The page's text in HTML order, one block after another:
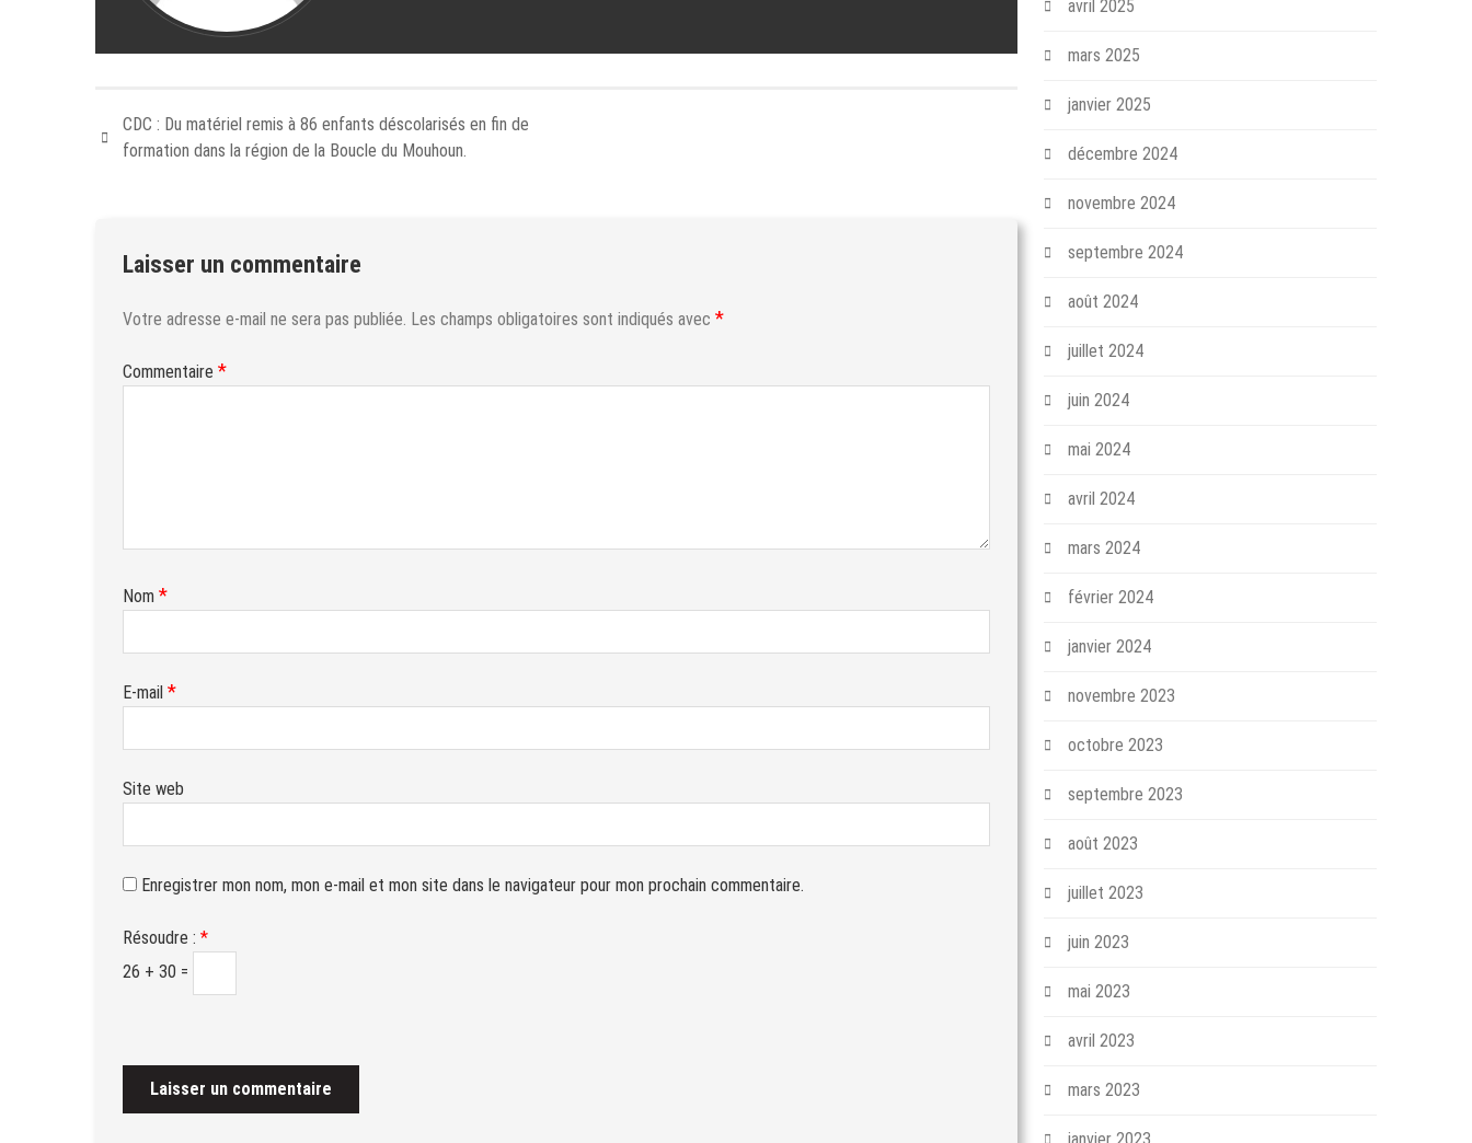
CDC : Du matériel remis à 86 enfants déscolarisés en fin de
formation dans la région de la Boucle du Mouhoun.
Laisser un commentaire
Votre adresse e-mail ne sera pas publiée. Les champs obligatoires sont indiqués avec *
Commentaire *
Nom *
E-mail *
Site web
Enregistrer mon nom, mon e-mail et mon site dans le navigateur pour mon prochain commentaire.
Résoudre : *
26 + 30 =
avril 2025
mars 2025
janvier 2025
décembre 2024
novembre 2024
septembre 2024
août 2024
juillet 2024
juin 2024
mai 2024
avril 2024
mars 2024
février 2024
janvier 2024
novembre 2023
octobre 2023
septembre 2023
août 2023
juillet 2023
juin 2023
mai 2023
avril 2023
mars 2023